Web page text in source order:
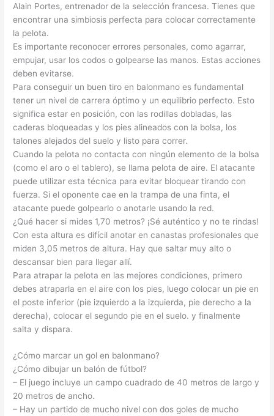
Alain Portes, entrenador de la selección francesa. Tienes que
encontrar una simbiosis perfecta para colocar correctamente
la pelota.
Es importante reconocer errores personales, como agarrar,
empujar, usar los codos o golpearse las manos. Estas acciones
deben evitarse.
Para conseguir un buen tiro en balonmano es fundamental
tener un nivel de carrera óptimo y un equilibrio perfecto. Esto
significa estar en posición, con las rodillas dobladas, las
caderas bloqueadas y los pies alineados con la bolsa, los
talones alejados del suelo y listo para correr.
Cuando la pelota no contacta con ningún elemento de la bolsa
(como el aro o el tablero), se llama pelota de aire. El atacante
puede utilizar esta técnica para evitar bloquear tirando con
fuerza. Si el oponente cae en la trampa de una finta, el
atacante puede golpearlo o anotarle usando la red.
¿Qué hacer si mides 1,70 metros? ¡Sé auténtico y no te rindas!
Con esta altura es difícil anotar en canastas profesionales que
miden 3,05 metros de altura. Hay que saltar muy alto o
descansar bien para llegar allí.
Para atrapar la pelota en las mejores condiciones, primero
debes atraparla en el aire con los pies, luego colocar un pie en
el poste inferior (pie izquierdo a la izquierda, pie derecho a la
derecha), colocar el segundo pie en el suelo. y finalmente
salta y dispara.
¿Cómo marcar un gol en balonmano?
¿Cómo dibujar un balón de fútbol?
– El juego incluye un campo cuadrado de 40 metros de largo y
20 metros de ancho.
– Hay un partido de mucho nivel con dos goles de mucho